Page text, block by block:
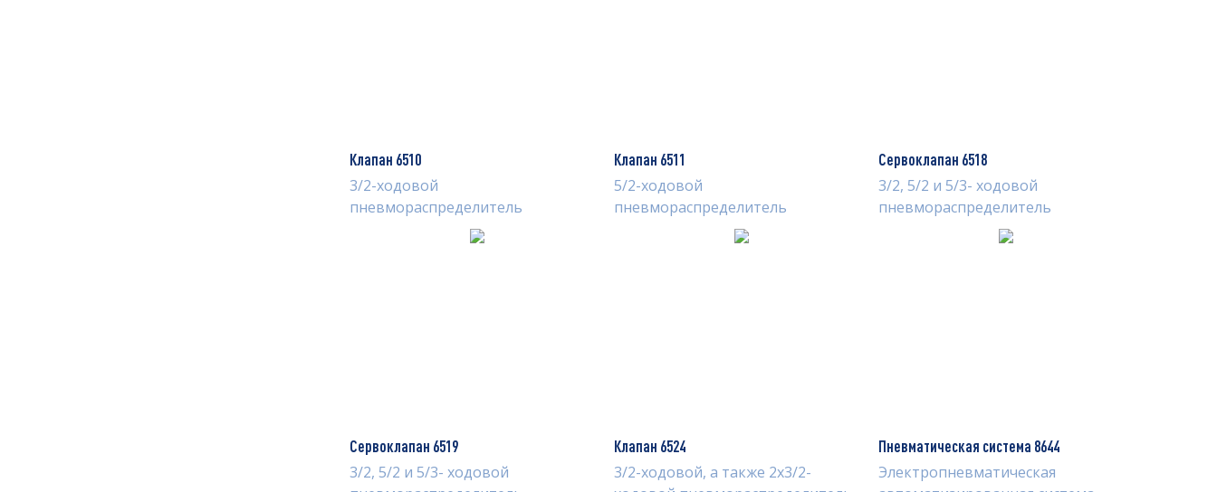
Клапан 6510
3/2-ходовой
пневмораспределитель
Клапан 6511
5/2-ходовой
пневмораспределитель
Сервоклапан 6518
3/2, 5/2 и 5/3- ходовой
пневмораспределитель
Сервоклапан 6519
3/2, 5/2 и 5/3- ходовой
Клапан 6524
3/2-ходовой, а также 2х3/2-
Пневматическая система 8644
Электропневматическая